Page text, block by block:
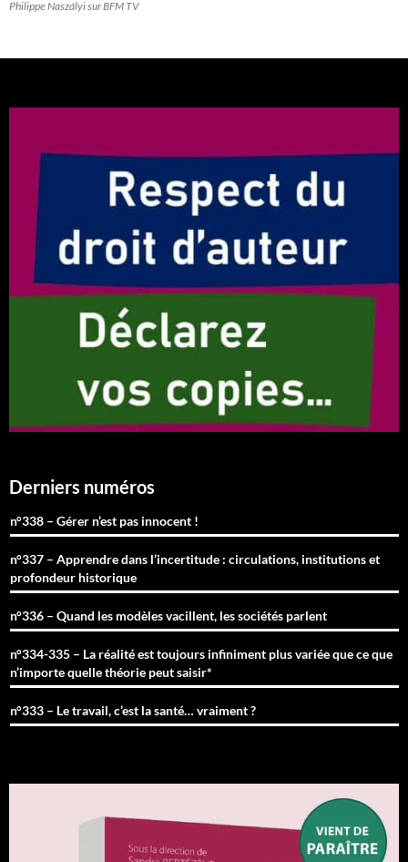
Philippe Naszályi sur BFM TV
Derniers numéros
n°338 – Gérer n’est pas innocent !
n°337 – Apprendre dans l’incertitude : circulations, institutions et
profondeur historique
n°336 – Quand les modèles vacillent, les sociétés parlent
n°334-335 – La réalité est toujours infiniment plus variée que ce que
n’importe quelle théorie peut saisir*
n°333 – Le travail, c’est la santé… vraiment ?